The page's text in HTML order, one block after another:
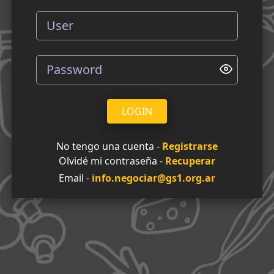
LOGIN
No tengo una cuenta - Registrarse
Olvidé mi contraseña - Recuperar
Email - info.negociar@gs1.org.ar